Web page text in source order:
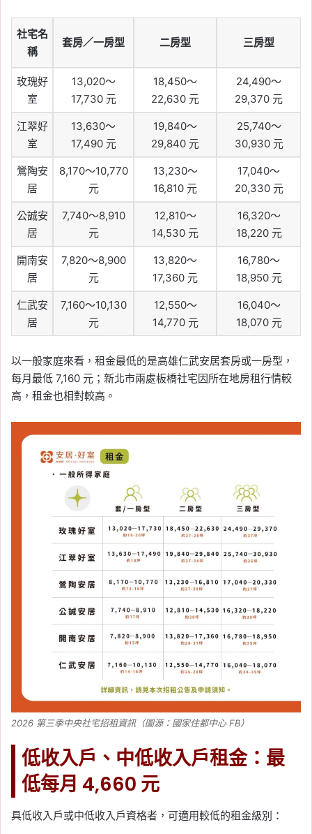
社宅名
稱
套房／一房型 二房型 三房型
玫瑰好
室
13,020～
17,730 元
18,450～
22,630 元
24,490～
29,370 元
江翠好
室
13,630～
17,490 元
19,840～
29,840 元
25,740～
30,930 元
鶯陶安
居
8,170～10,770
元
13,230～
16,810 元
17,040～
20,330 元
公誠安
居
7,740～8,910
元
12,810～
14,530 元
16,320～
18,220 元
開南安
居
7,820～8,900
元
13,820～
17,360 元
16,780～
18,950 元
仁武安
居
7,160～10,130
元
12,550～
14,770 元
16,040～
18,070 元
以一般家庭來看，租金最低的是高雄仁武安居套房或一房型，
每月最低 7,160 元；新北市兩處板橋社宅因所在地房租行情較
高，租金也相對較高。
2026 第三季中央社宅招租資訊（圖源：國家住都中心 FB）
低收入戶、中低收入戶租金：最
低每月 4,660 元
具低收入戶或中低收入戶資格者，可適用較低的租金級別：